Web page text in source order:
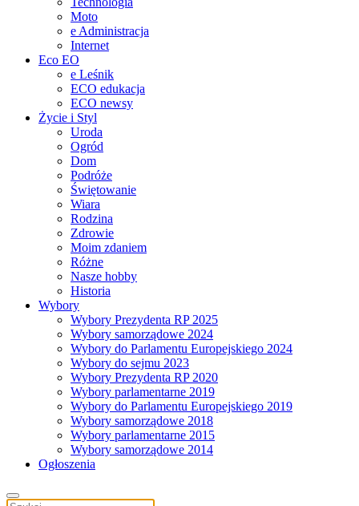
Moto
e Administracja
Internet
Eco EO
e Leśnik
ECO edukacja
ECO newsy
Życie i Styl
Uroda
Ogród
Dom
Podróże
Świętowanie
Wiara
Rodzina
Zdrowie
Moim zdaniem
Różne
Nasze hobby
Historia
Wybory
Wybory Prezydenta RP 2025
Wybory samorządowe 2024
Wybory do Parlamentu Europejskiego 2024
Wybory do sejmu 2023
Wybory Prezydenta RP 2020
Wybory parlamentarne 2019
Wybory do Parlamentu Europejskiego 2019
Wybory samorządowe 2018
Wybory parlamentarne 2015
Wybory samorządowe 2014
Ogłoszenia